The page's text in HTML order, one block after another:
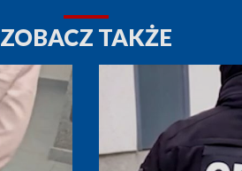
ZOBACZ TAKŻE